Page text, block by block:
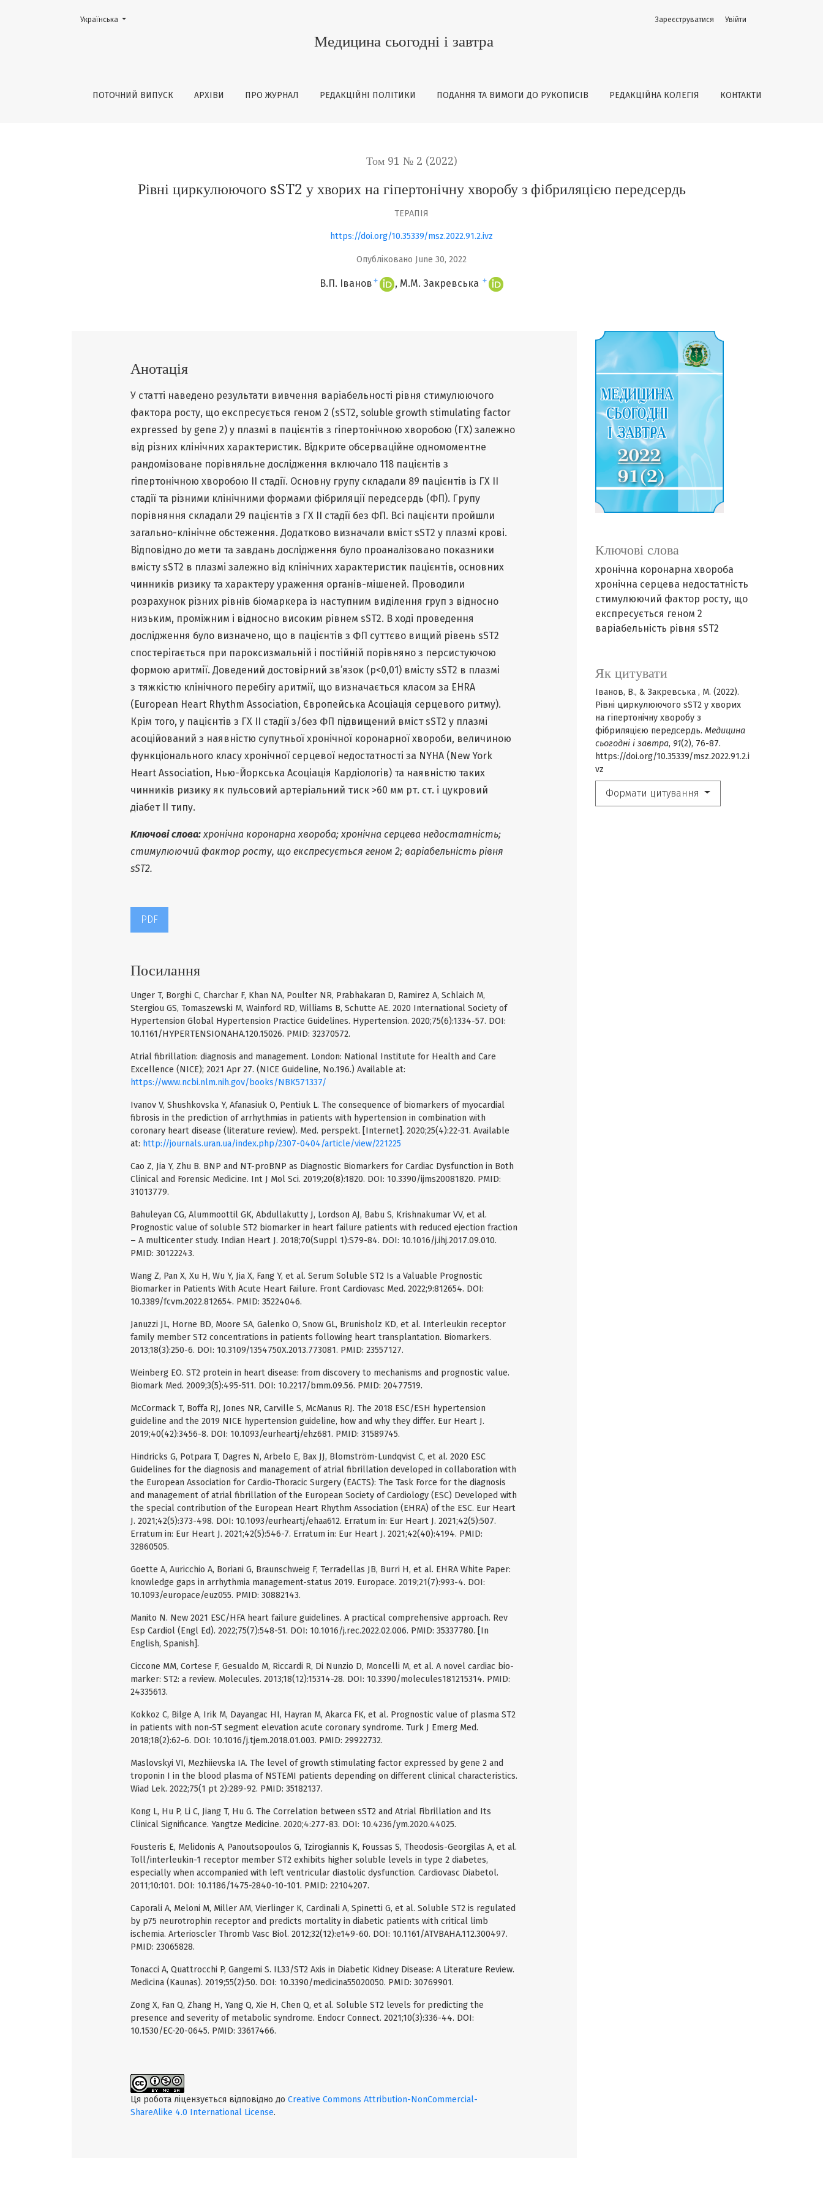
Рівні циркулюючого sST2 у хворих на гіпертонічну хворобу з фібриляцією передсердь
Медицина сьогодні і завтра
ПОТОЧНИЙ ВИПУСК АРХІВИ ПРО ЖУРНАЛ РЕДАКЦІЙНІ ПОЛІТИКИ ПОДАННЯ ТА ВИМОГИ ДО РУКОПИСІВ РЕДАКЦІЙНА КОЛЕГІЯ КОНТАКТИ
Зареєструватися Увійти
Змінити мову. Поточною мовою є:
Українська
Том 91 № 2 (2022)
Рівні циркулюючого sST2 у хворих на гіпертонічну хворобу з фібриляцією передсердь
ТЕРАПІЯ
https://doi.org/10.35339/msz.2022.91.2.ivz
Опубліковано June 30, 2022
В.П. Іванов + М.М. Закревська +
Ключові слова
хронічна коронарна хвороба
хронічна серцева недостатність
стимулюючий фактор росту, що
експресується геном 2
варіабельність рівня sST2
Як цитувати
Іванов, В., & Закревська , М. (2022).
Рівні циркулюючого sST2 у хворих
на гіпертонічну хворобу з
фібриляцією передсердь. Медицина
сьогодні і завтра, 91(2), 76-87.
https://doi.org/10.35339/msz.2022.91.2.i
vz
Формати цитування
Анотація
У статті наведено результати вивчення варіабельності рівня стимулюючого
фактора росту, що експресується геном 2 (sST2, soluble growth stimulating factor
expressed by gene 2) у плазмі в пацієнтів з гіпертонічною хворобою (ГХ) залежно
від різних клінічних характеристик. Відкрите обсерваційне одномоментне
рандомізоване порівняльне дослід­ження включало 118 пацієнтів з
гіпертонічною хворобою ІІ стадії. Основну групу складали 89 пацієнтів із ГХ ІІ
стадії та різними клінічними формами фібриляції передсердь (ФП). Групу
порівняння складали 29 пацієнтів з ГХ ІІ стадії без ФП. Всі пацієнти пройшли
загально-клінічне обстеження. Додатково визначали вміст sST2 у плазмі крові.
Відповідно до мети та завдань дослідження було проаналізовано показники
вмісту sST2 в плазмі залежно від клінічних характеристик пацієнтів, основних
чинників ризику та характеру ураження органів-мішеней. Проводили
розрахунок різних рівнів біомаркера із наступним виділення груп з відносно
низьким, проміжним і відносно високим рівнем sST2. В ході проведення
дослідження було визначено, що в пацієнтів з ФП суттєво вищий рівень sST2
спостерігається при пароксизмальній і постійній порівняно з персистуючою
формою аритмії. Доведений достовірний зв’язок (p<0,01) вмісту sST2 в плазмі
з тяжкістю клінічного перебігу аритмії, що визначається класом за EHRA
(European Heart Rhythm Association, Європейська Асоціація серцевого ритму).
Крім того, у пацієнтів з ГХ ІІ стадії з/без ФП підвищений вміст sST2 у плазмі
асоційований з наявністю супутньої хронічної коронарної хвороби, величиною
функціонального класу хронічної серцевої недостатності за NYHA (New York
Heart Association, Нью-Йоркська Асоціація Кардіологів) та наявністю таких
чинників ризику як пульсовий артеріальний тиск >60 мм рт. ст. і цукровий
діабет ІІ типу.
Ключові слова: хронічна коронарна хвороба; хронічна серцева недостатність;
стимулюючий фактор росту, що експресується геном 2; варіабельність рівня
sST2.
PDF
Посилання
Unger T, Borghi C, Charchar F, Khan NA, Poulter NR, Prabhakaran D, Ramirez A, Schlaich M,
Stergiou GS, Tomaszewski M, Wainford RD, Williams B, Schutte AE. 2020 International Society of
Hypertension Global Hypertension Practice Guidelines. Hypertension. 2020;75(6):1334-57. DOI:
10.1161/HYPERTENSIONAHA.120.15026. PMID: 32370572.
Atrial fibrillation: diagnosis and management. London: National Institute for Health and Care
Excellence (NICE); 2021 Apr 27. (NICE Guideline, No.196.) Available at:
https://www.ncbi.nlm.nih.gov/books/NBK571337/
Ivanov V, Shushkovska Y, Afanasiuk O, Pentiuk L. The consequence of biomarkers of myocardial
fibrosis in the prediction of arrhythmias in patients with hypertension in combination with
coronary heart disease (literature review). Med. perspekt. [Internet]. 2020;25(4):22-31. Available
at: http://journals.uran.ua/index.php/2307-0404/article/view/221225
Cao Z, Jia Y, Zhu B. BNP and NT-proBNP as Diagnostic Biomarkers for Cardiac Dysfunction in Both
Clinical and Forensic Medicine. Int J Mol Sci. 2019;20(8):1820. DOI: 10.3390/ijms20081820. PMID:
31013779.
Bahuleyan CG, Alummoottil GK, Abdullakutty J, Lordson AJ, Babu S, Krishnakumar VV, et al.
Prognostic value of soluble ST2 biomarker in heart failure patients with reduced ejection fraction
– A multicenter study. Indian Heart J. 2018;70(Suppl 1):S79-84. DOI: 10.1016/j.ihj.2017.09.010.
PMID: 30122243.
Wang Z, Pan X, Xu H, Wu Y, Jia X, Fang Y, et al. Serum Soluble ST2 Is a Valuable Prognostic
Biomarker in Patients With Acute Heart Failure. Front Cardiovasc Med. 2022;9:812654. DOI:
10.3389/fcvm.2022.812654. PMID: 35224046.
Januzzi JL, Horne BD, Moore SA, Galenko O, Snow GL, Brunisholz KD, et al. Interleukin receptor
family member ST2 concentrations in patients following heart transplantation. Biomarkers.
2013;18(3):250-6. DOI: 10.3109/1354750X.2013.773081. PMID: 23557127.
Weinberg EO. ST2 protein in heart disease: from discovery to mechanisms and prognostic value.
Biomark Med. 2009;3(5):495-511. DOI: 10.2217/bmm.09.56. PMID: 20477519.
McCormack T, Boffa RJ, Jones NR, Carville S, McManus RJ. The 2018 ESC/ESH hypertension
guideline and the 2019 NICE hypertension guideline, how and why they differ. Eur Heart J.
2019;40(42):3456-8. DOI: 10.1093/eurheartj/ehz681. PMID: 31589745.
Hindricks G, Potpara T, Dagres N, Arbelo E, Bax JJ, Blomström-Lundqvist C, et al. 2020 ESC
Guidelines for the diagnosis and management of atrial fibrillation developed in collaboration with
the European Association for Cardio-Thoracic Surgery (EACTS): The Task Force for the diagnosis
and management of atrial fibrillation of the European Society of Cardiology (ESC) Developed with
the special contribution of the European Heart Rhythm Association (EHRA) of the ESC. Eur Heart
J. 2021;42(5):373-498. DOI: 10.1093/eurheartj/ehaa612. Erratum in: Eur Heart J. 2021;42(5):507.
Erratum in: Eur Heart J. 2021;42(5):546-7. Erratum in: Eur Heart J. 2021;42(40):4194. PMID:
32860505.
Goette A, Auricchio A, Boriani G, Braunschweig F, Terradellas JB, Burri H, et al. EHRA White Paper:
knowledge gaps in arrhythmia management-status 2019. Europace. 2019;21(7):993-4. DOI:
10.1093/europace/euz055. PMID: 30882143.
Manito N. New 2021 ESC/HFA heart failure guidelines. A practical comprehensive approach. Rev
Esp Cardiol (Engl Ed). 2022;75(7):548-51. DOI: 10.1016/j.rec.2022.02.006. PMID: 35337780. [In
English, Spanish].
Ciccone MM, Cortese F, Gesualdo M, Riccardi R, Di Nunzio D, Moncelli M, et al. A novel cardiac bio-
marker: ST2: a review. Molecules. 2013;18(12):15314-28. DOI: 10.3390/molecules181215314. PMID:
24335613.
Kokkoz C, Bilge A, Irik M, Dayangac HI, Hayran M, Akarca FK, et al. Prognostic value of plasma ST2
in patients with non-ST segment elevation acute coronary syndrome. Turk J Emerg Med.
2018;18(2):62-6. DOI: 10.1016/j.tjem.2018.01.003. PMID: 29922732.
Maslovskyi VI, Mezhiievska IA. The level of growth stimulating factor expressed by gene 2 and
troponin I in the blood plasma of NSTEMI patients depending on different clinical characteristics.
Wiad Lek. 2022;75(1 pt 2):289-92. PMID: 35182137.
Kong L, Hu P, Li C, Jiang T, Hu G. The Correlation between sST2 and Atrial Fibrillation and Its
Clinical Significance. Yangtze Medicine. 2020;4:277-83. DOI: 10.4236/ym.2020.44025.
Fousteris E, Melidonis A, Panoutsopoulos G, Tzirogiannis K, Foussas S, Theodosis-Georgilas A, et al.
Toll/interleukin-1 receptor member ST2 exhibits higher soluble levels in type 2 diabetes,
especially when accompanied with left ventricular diastolic dysfunction. Cardiovasc Diabetol.
2011;10:101. DOI: 10.1186/1475-2840-10-101. PMID: 22104207.
Caporali A, Meloni M, Miller AM, Vierlinger K, Cardinali A, Spinetti G, et al. Soluble ST2 is regulated
by p75 neurotrophin receptor and predicts mortality in diabetic patients with critical limb
ischemia. Arterioscler Thromb Vasc Biol. 2012;32(12):e149-60. DOI: 10.1161/ATVBAHA.112.300497.
PMID: 23065828.
Tonacci A, Quattrocchi P, Gangemi S. IL33/ST2 Axis in Diabetic Kidney Disease: A Literature Review.
Medicina (Kaunas). 2019;55(2):50. DOI: 10.3390/medicina55020050. PMID: 30769901.
Zong X, Fan Q, Zhang H, Yang Q, Xie H, Chen Q, et al. Soluble ST2 levels for predicting the
presence and severity of metabolic syndrome. Endocr Connect. 2021;10(3):336-44. DOI:
10.1530/EC-20-0645. PMID: 33617466.
Ця робота ліцензується відповідно до Creative Commons Attribution-NonCommercial-
ShareAlike 4.0 International License.